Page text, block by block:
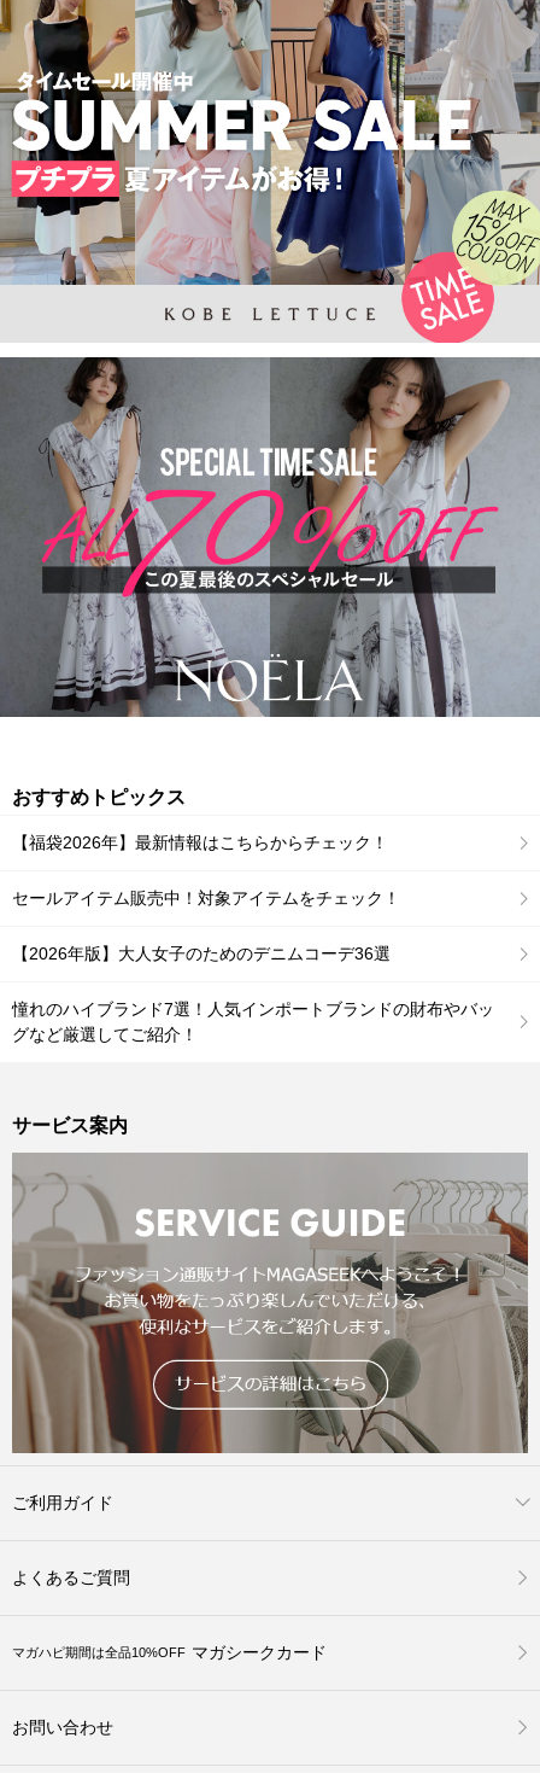
おすすめトピックス
【福袋2026年】最新情報はこちらからチェック！
セールアイテム販売中！対象アイテムをチェック！
【2026年版】大人女子のためのデニムコーデ36選
憧れのハイブランド7選！人気インポートブランドの財布やバッ
グなど厳選してご紹介！
サービス案内
ご利用ガイド
よくあるご質問
マガハピ期間は全品10%OFF マガシークカード
お問い合わせ